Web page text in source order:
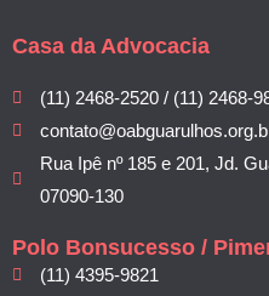
Casa da Advocacia
(11) 2468-2520 / (11) 2468-
Rua Ipê nº 185 e 201, Jd.
07090-130
Polo Bonsucesso /
(11) 4395-9821